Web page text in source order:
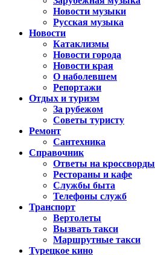
Новости музыки
Русская музыка
Новости
Катаклизмы
Новости города
Новости края
О наболевшем
Репортажи
Отдых и туризм
За рубежом
Советы туристу
Ремонт
Сантехника
Справочник
Ответы на кроссворды
Рестораны и кафе
Службы быта
Телефоны служб
Транспорт
Вертолеты
Вызвать такси
Маршрутные такси
Турецкое кино